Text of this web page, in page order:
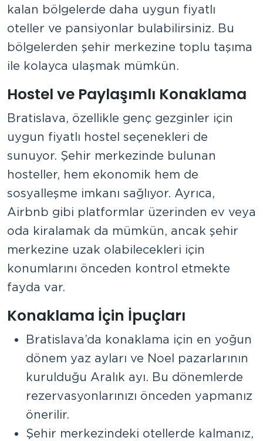
kalan bölgelerde daha uygun fiyatlı
oteller ve pansiyonlar bulabilirsiniz. Bu
bölgelerden şehir merkezine toplu taşıma
ile kolayca ulaşmak mümkün.
Hostel ve Paylaşımlı Konaklama
Bratislava, özellikle genç gezginler için
uygun fiyatlı hostel seçenekleri de
sunuyor. Şehir merkezinde bulunan
hosteller, hem ekonomik hem de
sosyalleşme imkanı sağlıyor. Ayrıca,
Airbnb gibi platformlar üzerinden ev veya
oda kiralamak da mümkün, ancak şehir
merkezine uzak olabilecekleri için
konumlarını önceden kontrol etmekte
fayda var.
Konaklama İçin İpuçları
Bratislava’da konaklama için en yoğun
dönem yaz ayları ve Noel pazarlarının
kurulduğu Aralık ayı. Bu dönemlerde
rezervasyonlarınızı önceden yapmanız
önerilir.
Şehir merkezindeki otellerde kalmanız,